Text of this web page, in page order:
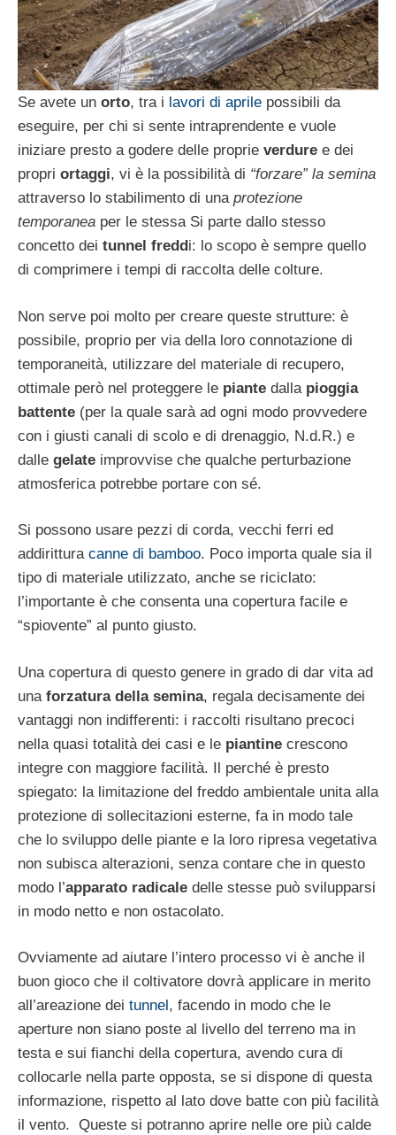
Se avete un orto, tra i lavori di aprile possibili da
eseguire, per chi si sente intraprendente e vuole
iniziare presto a godere delle proprie verdure e dei
propri ortaggi, vi è la possibilità di “forzare” la semina
attraverso lo stabilimento di unaprotezione
temporanea per le stessa Si parte dallo stesso
concetto dei tunnel fredd i: lo scopo è sempre quello
di comprimere i tempi di raccolta delle colture.
Non serve poi molto per creare queste strutture: è
possibile, proprio per via della loro connotazione di
temporaneità, utilizzare del materiale di recupero,
ottimale però nel proteggere le piante dalla pioggia
battente (per la quale sarà ad ogni modo provvedere
con i giusti canali di scolo e di drenaggio, N.d.R.) e
dalle gelate improvvise che qualche perturbazione
atmosferica potrebbe portare con sé.
Si possono usare pezzi di corda, vecchi ferri ed
addirittura canne di bamboo. Poco importa quale sia il
tipo di materiale utilizzato, anche se riciclato:
l’importante è che consenta una copertura facile e
“spiovente” al punto giusto.
Una copertura di questo genere in grado di dar vita ad
una forzatura della semina, regala decisamente dei
vantaggi non indifferenti: i raccolti risultano precoci
nella quasi totalità dei casi e le piantine crescono
integre con maggiore facilità. Il perché è presto
spiegato: la limitazione del freddo ambientale unita alla
protezione di sollecitazioni esterne, fa in modo tale
che lo sviluppo delle piante e la loro ripresa vegetativa
non subisca alterazioni, senza contare che in questo
modo l’apparato radicale delle stesse può svilupparsi
in modo netto e non ostacolato.
Ovviamente ad aiutare l’intero processo vi è anche il
buon gioco che il coltivatore dovrà applicare in merito
all’areazione dei tunnel , facendo in modo che le
aperture non siano poste al livello del terreno ma in
testa e sui fianchi della copertura, avendo cura di
collocarle nella parte opposta, se si dispone di questa
informazione, rispetto al lato dove batte con più facilità
il vento. Queste si potranno aprire nelle ore più calde